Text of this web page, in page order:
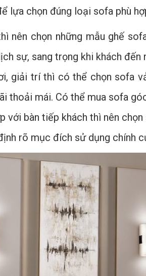
lựa chọn đúng loại sofa phù
nên chọn những mẫu ghế
sự, sang trọng khi khách đến
giải trí thì có thể chọn sofa
thoải mái. Có thể mua sofa
với bàn tiếp khách thì nên
rõ mục đích sử dụng chính